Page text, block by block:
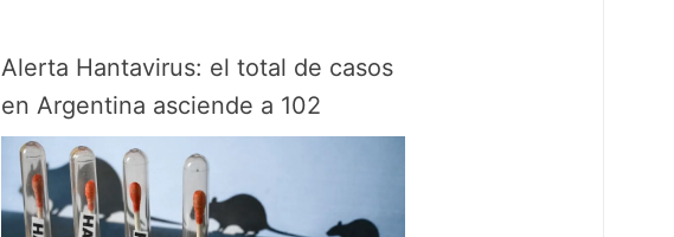
Alerta Hantavirus: el total de casos
en Argentina asciende a 102